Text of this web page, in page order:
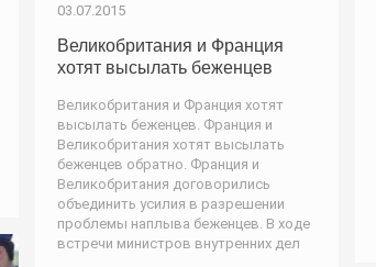
03.07.2015
Великобритания и Франция
хотят высылать беженцев
Великобритания и Франция хотят
высылать беженцев. Франция и
Великобритания хотят высылать
беженцев обратно. Франция и
Великобритания договорились
объединить усилия в разрешении
проблемы наплыва беженцев. В ходе
встречи министров внутренних дел